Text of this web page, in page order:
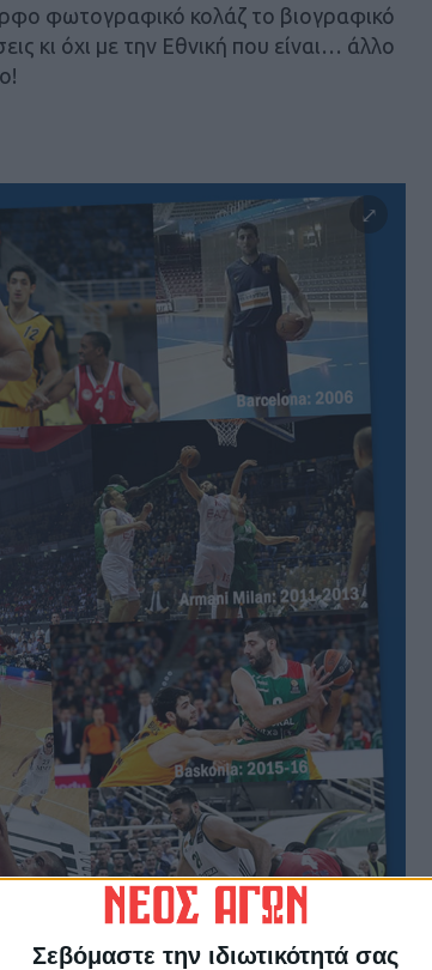
Σεβόμαστε την ιδιωτικότητά σας
φωτογραφικό κολάζ το βιογραφικό
κι όχι με την Εθνική που είναι… άλλο